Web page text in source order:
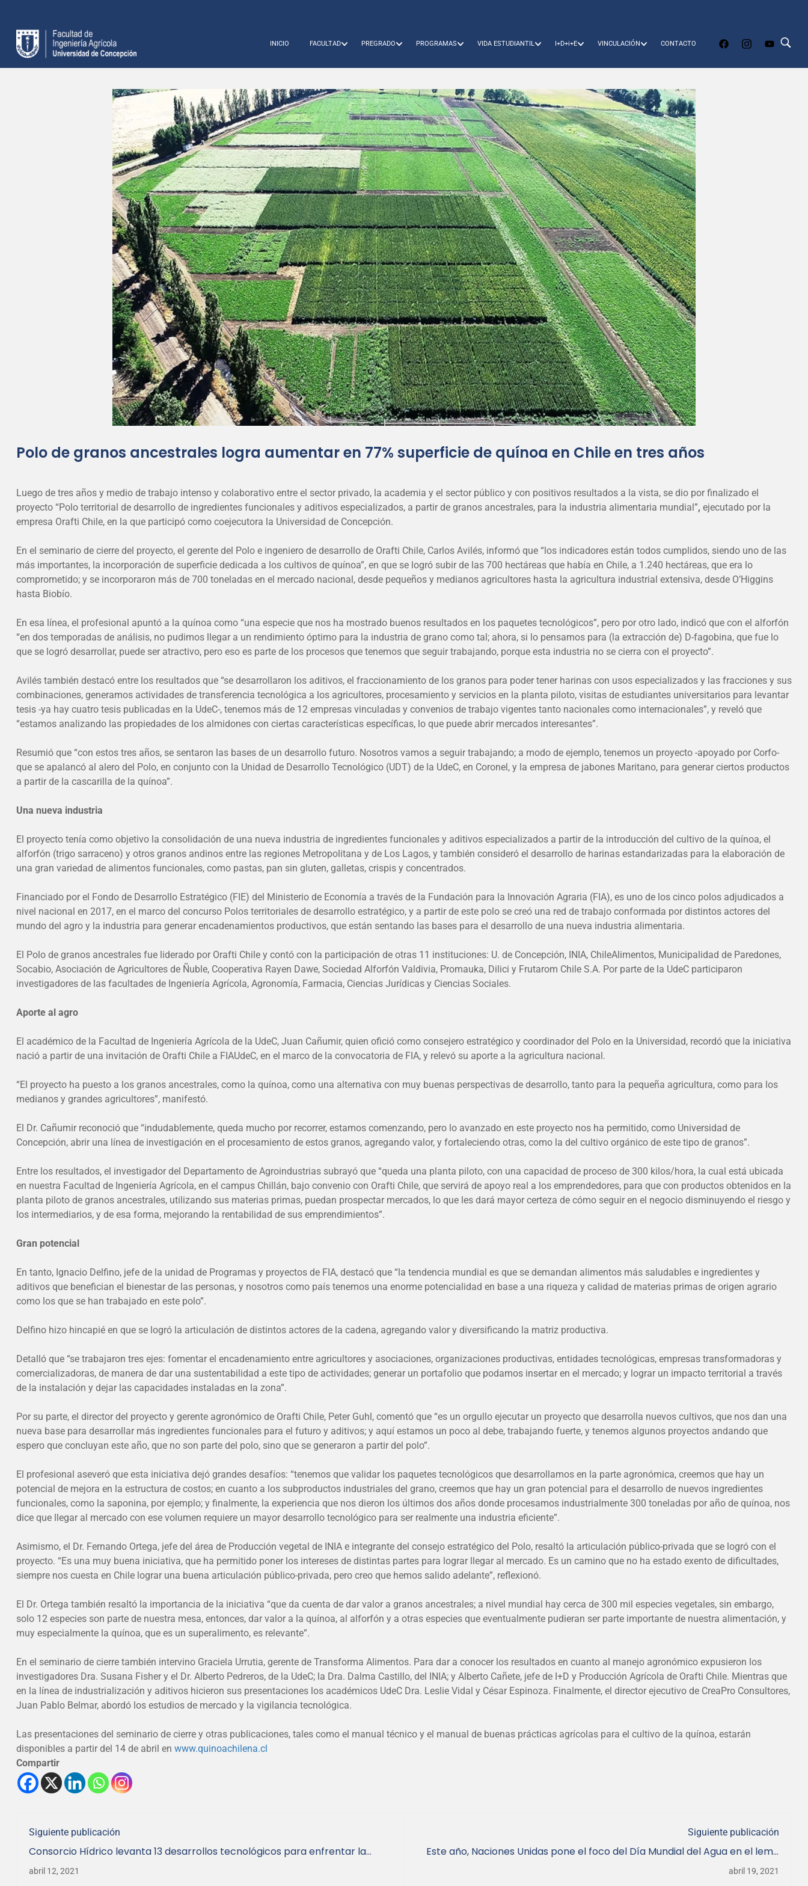
INICIO FACULTAD PREGRADO PROGRAMAS VIDA ESTUDIANTIL I+D+i+E VINCULACIÓN CONTACTO
Polo de granos ancestrales logra aumentar en 77% superficie de quínoa en Chile en tres años
Luego de tres años y medio de trabajo intenso y colaborativo entre el sector privado, la academia y el sector público y con positivos resultados a la vista, se dio por finalizado el
proyecto “Polo territorial de desarrollo de ingredientes funcionales y aditivos especializados, a partir de granos ancestrales, para la industria alimentaria mundial”, ejecutado por la
empresa Orafti Chile, en la que participó como coejecutora la Universidad de Concepción.
En el seminario de cierre del proyecto, el gerente del Polo e ingeniero de desarrollo de Orafti Chile, Carlos Avilés, informó que “los indicadores están todos cumplidos, siendo uno de las
más importantes, la incorporación de superficie dedicada a los cultivos de quínoa”, en que se logró subir de las 700 hectáreas que había en Chile, a 1.240 hectáreas, que era lo
comprometido; y se incorporaron más de 700 toneladas en el mercado nacional, desde pequeños y medianos agricultores hasta la agricultura industrial extensiva, desde O’Higgins
hasta Biobío.
En esa línea, el profesional apuntó a la quínoa como “una especie que nos ha mostrado buenos resultados en los paquetes tecnológicos”, pero por otro lado, indicó que con el alforfón
“en dos temporadas de análisis, no pudimos llegar a un rendimiento óptimo para la industria de grano como tal; ahora, si lo pensamos para (la extracción de) D-fagobina, que fue lo
que se logró desarrollar, puede ser atractivo, pero eso es parte de los procesos que tenemos que seguir trabajando, porque esta industria no se cierra con el proyecto”.
Avilés también destacó entre los resultados que “se desarrollaron los aditivos, el fraccionamiento de los granos para poder tener harinas con usos especializados y las fracciones y sus
combinaciones, generamos actividades de transferencia tecnológica a los agricultores, procesamiento y servicios en la planta piloto, visitas de estudiantes universitarios para levantar
tesis -ya hay cuatro tesis publicadas en la UdeC-, tenemos más de 12 empresas vinculadas y convenios de trabajo vigentes tanto nacionales como internacionales”, y reveló que
“estamos analizando las propiedades de los almidones con ciertas características específicas, lo que puede abrir mercados interesantes”.
Resumió que “con estos tres años, se sentaron las bases de un desarrollo futuro. Nosotros vamos a seguir trabajando; a modo de ejemplo, tenemos un proyecto -apoyado por Corfo-
que se apalancó al alero del Polo, en conjunto con la Unidad de Desarrollo Tecnológico (UDT) de la UdeC, en Coronel, y la empresa de jabones Maritano, para generar ciertos productos
a partir de la cascarilla de la quínoa”.
Una nueva industria
El proyecto tenía como objetivo la consolidación de una nueva industria de ingredientes funcionales y aditivos especializados a partir de la introducción del cultivo de la quínoa, el
alforfón (trigo sarraceno) y otros granos andinos entre las regiones Metropolitana y de Los Lagos, y también consideró el desarrollo de harinas estandarizadas para la elaboración de
una gran variedad de alimentos funcionales, como pastas, pan sin gluten, galletas, crispis y concentrados.
Financiado por el Fondo de Desarrollo Estratégico (FIE) del Ministerio de Economía a través de la Fundación para la Innovación Agraria (FIA), es uno de los cinco polos adjudicados a
nivel nacional en 2017, en el marco del concurso Polos territoriales de desarrollo estratégico, y a partir de este polo se creó una red de trabajo conformada por distintos actores del
mundo del agro y la industria para generar encadenamientos productivos, que están sentando las bases para el desarrollo de una nueva industria alimentaria.
El Polo de granos ancestrales fue liderado por Orafti Chile y contó con la participación de otras 11 instituciones: U. de Concepción, INIA, ChileAlimentos, Municipalidad de Paredones,
Socabio, Asociación de Agricultores de Ñuble, Cooperativa Rayen Dawe, Sociedad Alforfón Valdivia, Promauka, Dilici y Frutarom Chile S.A. Por parte de la UdeC participaron
investigadores de las facultades de Ingeniería Agrícola, Agronomía, Farmacia, Ciencias Jurídicas y Ciencias Sociales.
Aporte al agro
El académico de la Facultad de Ingeniería Agrícola de la UdeC, Juan Cañumir, quien ofició como consejero estratégico y coordinador del Polo en la Universidad, recordó que la iniciativa
nació a partir de una invitación de Orafti Chile a FIAUdeC, en el marco de la convocatoria de FIA, y relevó su aporte a la agricultura nacional.
“El proyecto ha puesto a los granos ancestrales, como la quínoa, como una alternativa con muy buenas perspectivas de desarrollo, tanto para la pequeña agricultura, como para los
medianos y grandes agricultores”, manifestó.
El Dr. Cañumir reconoció que “indudablemente, queda mucho por recorrer, estamos comenzando, pero lo avanzado en este proyecto nos ha permitido, como Universidad de
Concepción, abrir una línea de investigación en el procesamiento de estos granos, agregando valor, y fortaleciendo otras, como la del cultivo orgánico de este tipo de granos”.
Entre los resultados, el investigador del Departamento de Agroindustrias subrayó que “queda una planta piloto, con una capacidad de proceso de 300 kilos/hora, la cual está ubicada
en nuestra Facultad de Ingeniería Agrícola, en el campus Chillán, bajo convenio con Orafti Chile, que servirá de apoyo real a los emprendedores, para que con productos obtenidos en la
planta piloto de granos ancestrales, utilizando sus materias primas, puedan prospectar mercados, lo que les dará mayor certeza de cómo seguir en el negocio disminuyendo el riesgo y
los intermediarios, y de esa forma, mejorando la rentabilidad de sus emprendimientos”.
Gran potencial
En tanto, Ignacio Delfino, jefe de la unidad de Programas y proyectos de FIA, destacó que “la tendencia mundial es que se demandan alimentos más saludables e ingredientes y
aditivos que benefician el bienestar de las personas, y nosotros como país tenemos una enorme potencialidad en base a una riqueza y calidad de materias primas de origen agrario
como los que se han trabajado en este polo”.
Delfino hizo hincapié en que se logró la articulación de distintos actores de la cadena, agregando valor y diversificando la matriz productiva.
Detalló que “se trabajaron tres ejes: fomentar el encadenamiento entre agricultores y asociaciones, organizaciones productivas, entidades tecnológicas, empresas transformadoras y
comercializadoras, de manera de dar una sustentabilidad a este tipo de actividades; generar un portafolio que podamos insertar en el mercado; y lograr un impacto territorial a través
de la instalación y dejar las capacidades instaladas en la zona”.
Por su parte, el director del proyecto y gerente agronómico de Orafti Chile, Peter Guhl, comentó que “es un orgullo ejecutar un proyecto que desarrolla nuevos cultivos, que nos dan una
nueva base para desarrollar más ingredientes funcionales para el futuro y aditivos; y aquí estamos un poco al debe, trabajando fuerte, y tenemos algunos proyectos andando que
espero que concluyan este año, que no son parte del polo, sino que se generaron a partir del polo”.
El profesional aseveró que esta iniciativa dejó grandes desafíos: “tenemos que validar los paquetes tecnológicos que desarrollamos en la parte agronómica, creemos que hay un
potencial de mejora en la estructura de costos; en cuanto a los subproductos industriales del grano, creemos que hay un gran potencial para el desarrollo de nuevos ingredientes
funcionales, como la saponina, por ejemplo; y finalmente, la experiencia que nos dieron los últimos dos años donde procesamos industrialmente 300 toneladas por año de quínoa, nos
dice que llegar al mercado con ese volumen requiere un mayor desarrollo tecnológico para ser realmente una industria eficiente”.
Asimismo, el Dr. Fernando Ortega, jefe del área de Producción vegetal de INIA e integrante del consejo estratégico del Polo, resaltó la articulación público-privada que se logró con el
proyecto. “Es una muy buena iniciativa, que ha permitido poner los intereses de distintas partes para lograr llegar al mercado. Es un camino que no ha estado exento de dificultades,
siempre nos cuesta en Chile lograr una buena articulación público-privada, pero creo que hemos salido adelante”, reflexionó.
El Dr. Ortega también resaltó la importancia de la iniciativa “que da cuenta de dar valor a granos ancestrales; a nivel mundial hay cerca de 300 mil especies vegetales, sin embargo,
solo 12 especies son parte de nuestra mesa, entonces, dar valor a la quínoa, al alforfón y a otras especies que eventualmente pudieran ser parte importante de nuestra alimentación, y
muy especialmente la quínoa, que es un superalimento, es relevante”.
En el seminario de cierre también intervino Graciela Urrutia, gerente de Transforma Alimentos. Para dar a conocer los resultados en cuanto al manejo agronómico expusieron los
investigadores Dra. Susana Fisher y el Dr. Alberto Pedreros, de la UdeC; la Dra. Dalma Castillo, del INIA; y Alberto Cañete, jefe de I+D y Producción Agrícola de Orafti Chile. Mientras que
en la línea de industrialización y aditivos hicieron sus presentaciones los académicos UdeC Dra. Leslie Vidal y César Espinoza. Finalmente, el director ejecutivo de CreaPro Consultores,
Juan Pablo Belmar, abordó los estudios de mercado y la vigilancia tecnológica.
Las presentaciones del seminario de cierre y otras publicaciones, tales como el manual técnico y el manual de buenas prácticas agrícolas para el cultivo de la quínoa, estarán
disponibles a partir del 14 de abril en www.quinoachilena.cl
Compartir
Siguiente publicación
Consorcio Hídrico levanta 13 desarrollos tecnológicos para enfrentar la
abril 12, 2021
Siguiente publicación
Este año, Naciones Unidas pone el foco del Día Mundial del Agua en el lema
abril 19, 2021